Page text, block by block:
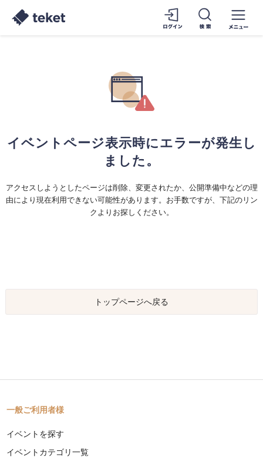
イベントページ表示時にエラーが発生し
ました。
アクセスしようとしたページは削除、変更されたか、公開準備中などの理
由により現在利用できない可能性があります。お手数ですが、下記のリン
クよりお探しください。
トップページへ戻る
一般ご利用者様
イベントを探す
イベントカテゴリ一覧